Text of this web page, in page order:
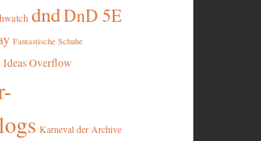
dndDnD 5E
Fantastische Schuhe
Ideas Overflow
Karneval der Archive